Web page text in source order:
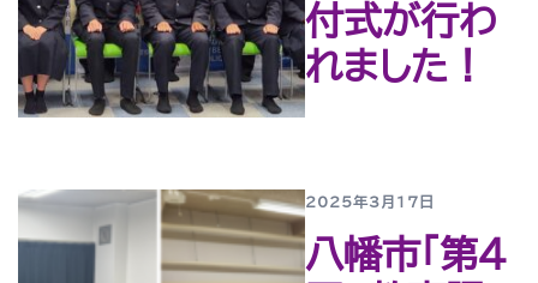
付式が行わ
れました！
2025年3月17日
八幡市「第４